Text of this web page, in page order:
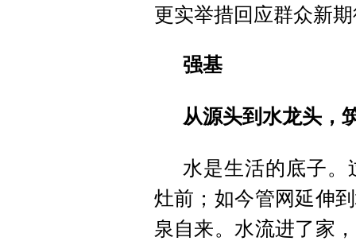
更实举措回应群众新
强基
从源头到水龙头，
水是生活的底子
灶前；如今管网延伸
泉自来。水流进了家